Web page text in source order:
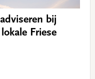
bij
Friese